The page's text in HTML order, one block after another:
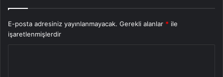
E-posta adresiniz yayınlanmayacak. Gerekli alanlar * ile
işaretlenmişlerdir